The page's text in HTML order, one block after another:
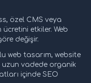
özel CMS veya
etkiler. Web
değişir.
web tasarım, website
vadede organik
içinde SEO